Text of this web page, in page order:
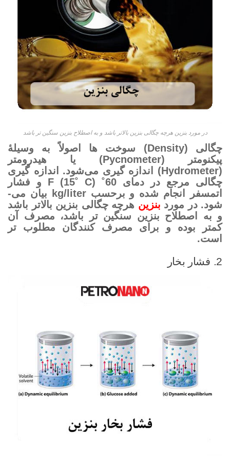
در مورد بنزین هرچه چگالی بنزین بالاتر باشد و به اصطلاح بنزین سنگین تر باشد
چگالی (Density) سوخت ها اصولاً به وسیلۀ
پیکنومتر (Pycnometer) یا هیدرومتر
(Hydrometer) اندازه گیری می‌­شود. اندازه گیری
چگالی مرجع در دمای 60˚ F (15˚ C) و فشار
اتمسفر انجام شده و برحسب kg/liter بیان می‌­
شود. در مورد بنزین هرچه چگالی بنزین بالاتر باشد
و به اصطلاح بنزین سنگین تر باشد، مصرف آن
کمتر بوده و برای مصرف کنندگان مطلوب تر
است.
2. فشار بخار